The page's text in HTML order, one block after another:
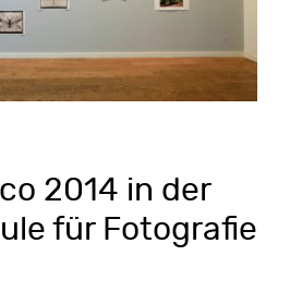
2014 in der
für Fotografie